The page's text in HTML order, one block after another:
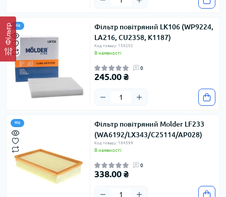
Фільтр Hit
Фільтр повітряний LK106 (WP9224,
LA216, CU2358, K1187)
Код товару: 156202
В наявності
0
245.00 ₴
Hit
Фільтр повітряний Molder LF233
(WA6192/LX343/C25114/AP028)
Код товару: 164599
В наявності
0
338.00 ₴